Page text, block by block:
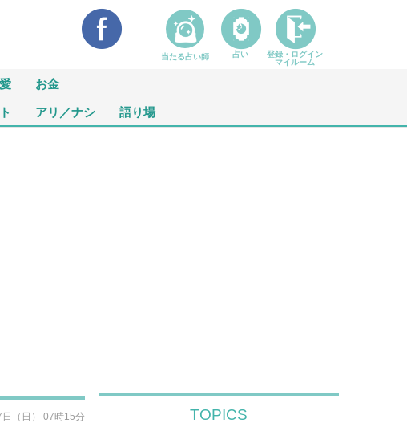
お金
アリ／ナシ 語り場
（日） 07時15分 TOPICS
当たる占い師 占い
登録・ログイン
マイルーム